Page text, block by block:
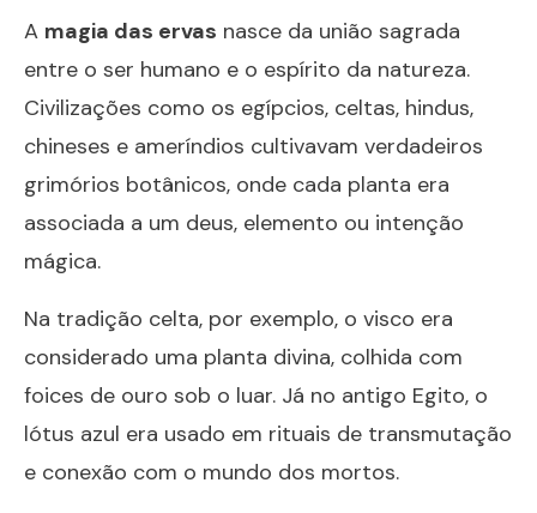
A magia das ervas nasce da união sagrada
entre o ser humano e o espírito da natureza.
Civilizações como os egípcios, celtas, hindus,
chineses e ameríndios cultivavam verdadeiros
grimórios botânicos, onde cada planta era
associada a um deus, elemento ou intenção
mágica.
Na tradição celta, por exemplo, o visco era
considerado uma planta divina, colhida com
foices de ouro sob o luar. Já no antigo Egito, o
lótus azul era usado em rituais de transmutação
e conexão com o mundo dos mortos.